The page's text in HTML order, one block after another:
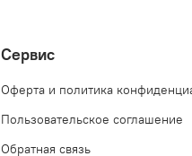
Сервис
Оферта и политика
Пользовательское соглашение
Обратная связь